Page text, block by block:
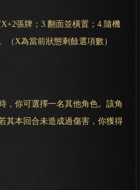
張牌；3.翻面並橫置；4.隨機
（X為當前狀態剩餘選項數）
，你可選擇一名其他角色。該角
其本回合未造成過傷害，你獲得